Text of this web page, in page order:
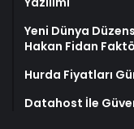
Yeni Dünya
Hakan Fidan
Hurda Fiyatları
Datahost İle